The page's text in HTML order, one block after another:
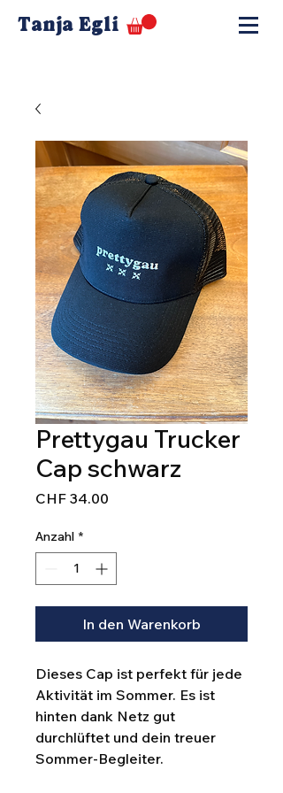
Tanja Egli
Prettygau Trucker
Cap schwarz
CHF 34.00
Anzahl *
In den Warenkorb
Dieses Cap ist perfekt für jede
Aktivität im Sommer. Es ist
hinten dank Netz gut
durchlüftet und dein treuer
Sommer-Begleiter.